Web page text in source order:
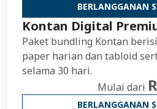
BERLANGGANAN
Kontan Digital
Paket bundling Kontan
paper harian dan tabloid
selama 30 hari.
Mulai dari
BERLANGGANAN